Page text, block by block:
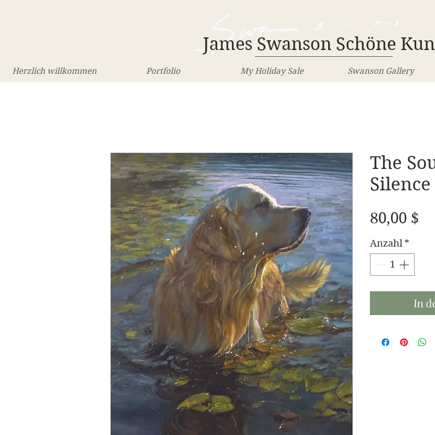
James Swanson Schöne
Herzlich willkommen Portfolio My Holiday Sale Swanson Gallery
The
Silence
80,00 $
Anzahl *
In